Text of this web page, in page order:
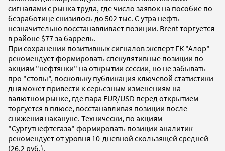
сигналами с рынка труда, где число заявок на пособие по
безработице снизилось до 502 тыс. С утра нефть
незначительно восстанавливает позиции. Brent торгуется
в районе $77 за баррель.
При сохранении позитивных сигналов эксперт ГК "Алор"
рекомендует формировать спекулятивные позиции по
акциям "нефтянки" на открытии сессии, но не забывать
про "стопы", поскольку публикация ключевой статистики
дня может привести к серьезным изменениям на
валютном рынке, где пара EUR/USD перед открытием
торгуется в плюсе, восстанавливая позиции после
снижения накануне. Технически, по акциям
"Сургутнефтегаза" формировать позиции аналитик
рекомендует от уровня 10-дневной скользящей средней
(26,2 руб.).